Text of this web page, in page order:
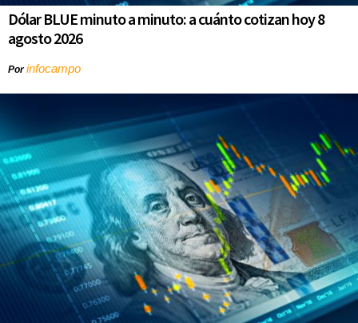
Dólar BLUE minuto a minuto: a cuánto cotizan hoy 8
agosto 2026
Porinfocampo